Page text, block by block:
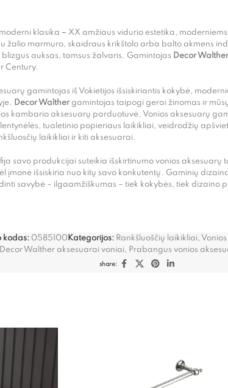
klasika – XX amžiaus vidurio estetika,
žalio marmuro, skaidraus krikštolo arba balto akmens
auksas, tamsus žalvaris. Gamintojas Decor
Century.
gamintojas iš Vokietijos išsiskiriantis kokybė,
Decor Walthergamintojas taipogi gerai žinomas ir
kambario aksesuarų parduotuvė. Vonios aksesuarų
tualetinio popieriaus laikikliai, veidrodžių
laikikliai ir kiti aksesuarai.
savo produkcijai suteikia išskirtinumo vonios
įmonė išsiskiria nuo kitų savo konkutentų. Gaminių
savybė – ilgaamžiškumas – tiek kokybės, tiek dizaino
kodas: 0585100 Kategorijos: Rankšluoščių laikikliai
Decor Walther aksesuarai voniai Prabangus vonios
share: